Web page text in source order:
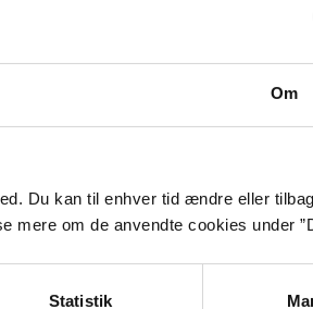
Om
Du kan til enhver tid ændre eller
om de anvendte cookies under
Statistik